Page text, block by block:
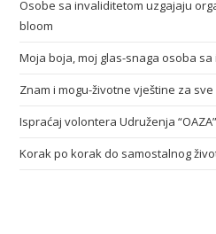
Osobe sa invaliditetom uzgajaju
bloom
Moja boja, moj glas-snaga osoba
Znam i mogu-životne vještine za sve
Ispraćaj volontera Udruženja “OAZA”
Korak po korak do samostalnog